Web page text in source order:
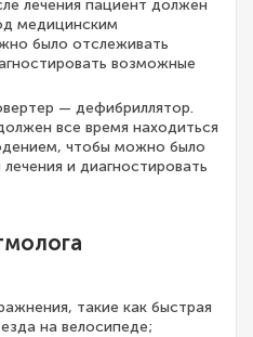
лечения пациент должен
медицинским
было отслеживать
возможные
— дефибриллятор.
все время находиться
чтобы можно было
и диагностировать
такие как быстрая
на велосипеде;